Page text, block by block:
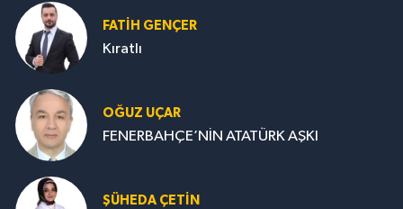
FATIH GENÇER
Kıratlı
OĞUZ UÇAR
FENERBAHÇE’NİN ATATÜRK AŞKI
ŞÜHEDA ÇETİN